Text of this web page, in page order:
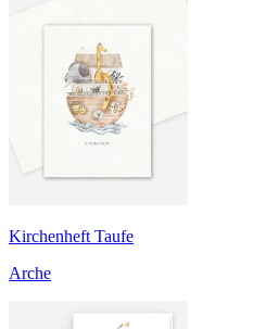
Kirchenheft Taufe
Arche